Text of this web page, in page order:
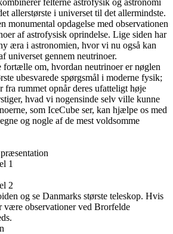
allerstørste i universet til det allermindste.
monumental opdagelse med observationen
af astrofysisk oprindelse. Lige siden har
æra i astronomien, hvor vi nu også kan
universet gennem neutrinoer.
om, hvordan neutrinoer er nøglen
ubesvarede spørgsmål i moderne fysik;
fra rummet opnår deres ufatteligt høje
hvad vi nogensinde selv ville kunne
som IceCube ser, kan hjælpe os med
og nogle af de mest voldsomme
1
2
og se Danmarks største teleskop. Hvis
være observationer ved Brorfelde